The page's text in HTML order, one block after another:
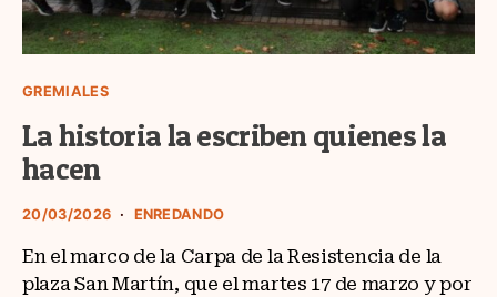
GREMIALES
La historia la escriben quienes la
hacen
20/03/2026 ENREDANDO
En el marco de la Carpa de la Resistencia de la
plaza San Martín, que el martes 17 de marzo y por